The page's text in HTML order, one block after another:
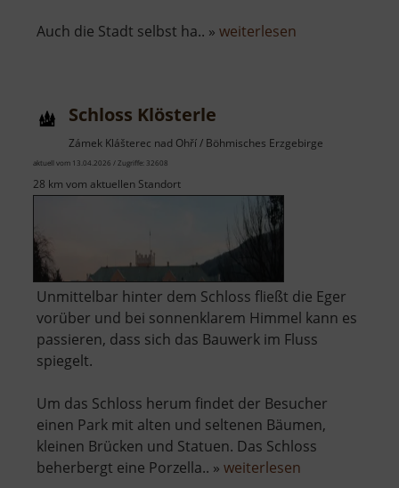
Auch die Stadt selbst ha.. » weiterlesen
Schloss Klösterle
Zámek Klášterec nad Ohří / Böhmisches Erzgebirge
aktuell vom 13.04.2026 / Zugriffe: 32608
28 km vom aktuellen Standort
Unmittelbar hinter dem Schloss fließt die Eger
vorüber und bei sonnenklarem Himmel kann es
passieren, dass sich das Bauwerk im Fluss
spiegelt.
Um das Schloss herum findet der Besucher
einen Park mit alten und seltenen Bäumen,
kleinen Brücken und Statuen. Das Schloss
beherbergt eine Porzella.. » weiterlesen